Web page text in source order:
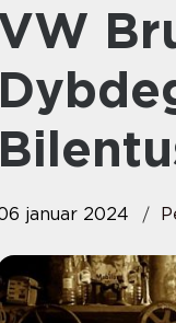
Biler: En
januar 2024